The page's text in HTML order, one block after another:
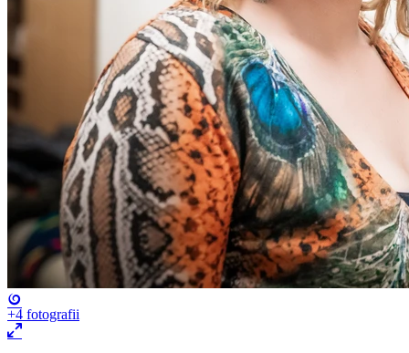
+4 fotografii